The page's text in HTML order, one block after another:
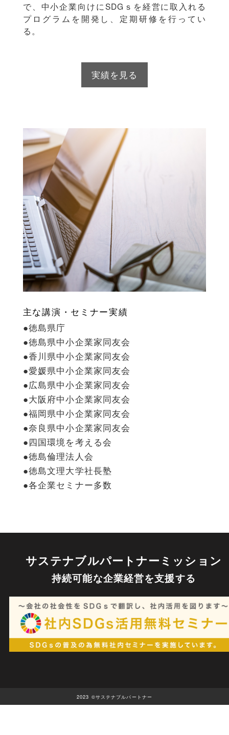
で、中小企業向けにSDGｓを経営に取入れる
プログラムを開発し、定期研修を行ってい
る。
実績を見る
主な講演・セミナー実績
●徳島県庁
●徳島県中小企業家同友会
●香川県中小企業家同友会
●愛媛県中小企業家同友会
●広島県中小企業家同友会
●大阪府中小企業家同友会
●福岡県中小企業家同友会
●奈良県中小企業家同友会
●四国環境を考える会
●徳島倫理法人会
●徳島文理大学社長塾
●各企業セミナー多数
サステナブルパートナーミッション
持続可能な企業経営を⽀援する
2023 ©サステナブルパートナー